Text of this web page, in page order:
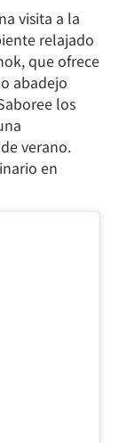
visita a la
relajado
que ofrece
abadejo
los
verano.
en